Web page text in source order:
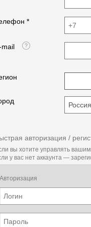
*
mail
авторизация /
вы хотите управлять
у вас нет аккаунта —
Авторизация